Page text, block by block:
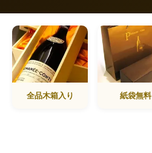
全品木箱入り 紙袋無料